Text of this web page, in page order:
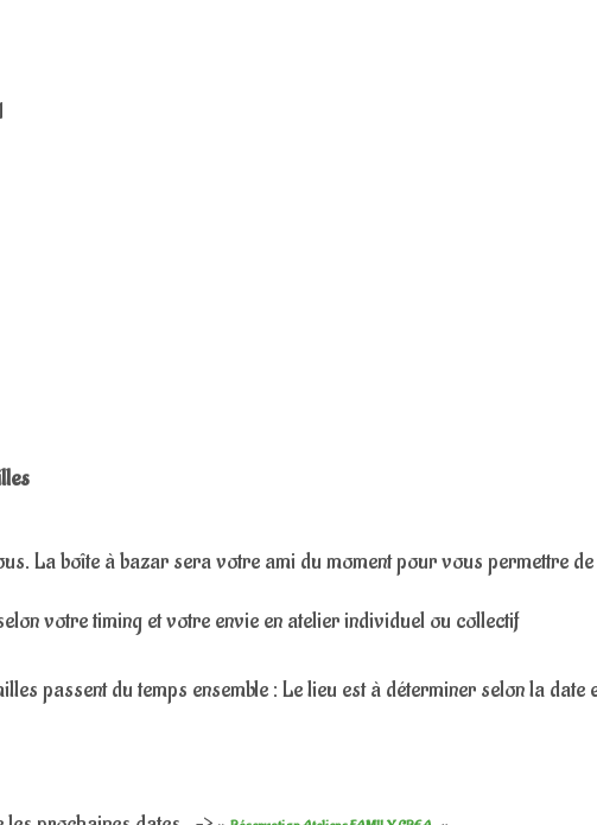
La boîte à bazar sera votre ami du moment pour vous permettre de
votre timing et votre envie en atelier individuel ou collectif
passent du temps ensemble : Le lieu est à déterminer selon la date